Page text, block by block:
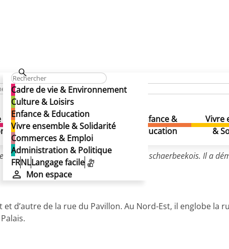
Cadre de vie & Environnement
Culture & Loisirs
Enfance & Education
Vivre ensemble & Solidarité
Commerces & Emploi
Administration & Politique
FRNLLangage facile
Mon espace
de vie &
Culture & Loisirs
Enfance &
Education
Vivre
&
Projets de Développement Urbain
le premier contrat de Quartier Durable schaerbeekois. Il a
d’autre de la rue du Pavillon. Au Nord-Est, il englobe